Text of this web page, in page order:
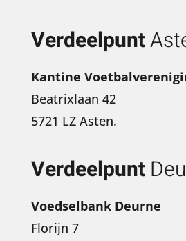
Verdeelpunt
Kantine
Beatrixlaan 42
5721 LZ Asten.
Verdeelpunt
Voedselbank Deurne
Florijn 7